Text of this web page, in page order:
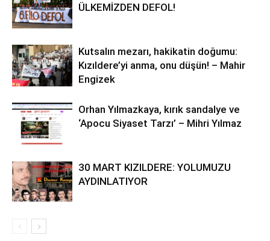
ÜLKEMİZDEN DEFOL!
Kutsalın mezarı, hakikatin doğumu:
Kızıldere’yi anma, onu düşün! – Mahir
Engizek
Orhan Yılmazkaya, kırık sandalye ve
‘Apocu Siyaset Tarzı’ – Mihri Yılmaz
30 MART KIZILDERE: YOLUMUZU
AYDINLATIYOR